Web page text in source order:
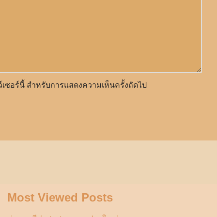
ซอร์นี้ สำหรับการแสดงความเห็นครั้งถัดไป
Most Viewed Posts